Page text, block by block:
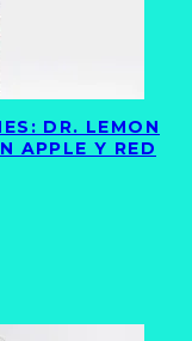
DR. LEMON
APPLE Y RED